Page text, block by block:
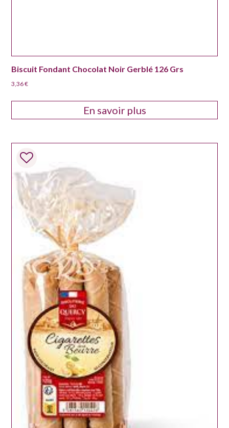
Biscuit Fondant Chocolat Noir Gerblé 126 Grs
3,36€
En savoir plus